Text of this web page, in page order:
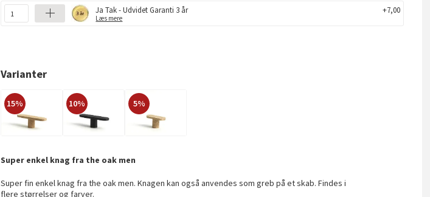
Ja Tak - Udvidet Garanti 3 år
Læs mere
+7,00
Varianter
15% 10% 5%
Super enkel knag fra the oak men
Super fin enkel knag fra the oak men. Knagen kan også anvendes som greb på et skab. Findes i
flere størrelser og farver.